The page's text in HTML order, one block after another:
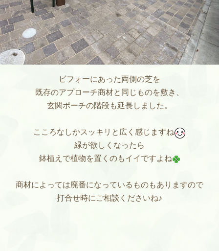
ビフォーにあった両側の芝を
既存のアプローチ商材と同じものを敷き、
玄関ポーチの階段も延長しました。
こころなしかスッキリと広く感じますね
緑が欲しくなったら
鉢植えで植物を置くのもイイですよね
商材によっては廃番になっているものもありますので
打合せ時にご相談くださいね♪